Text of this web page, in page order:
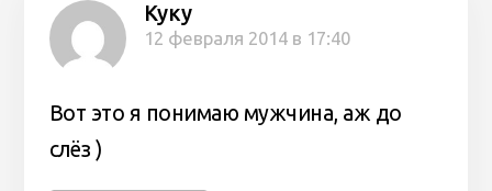
Куку
12 февраля 2014 в 17:40
Вот это я понимаю мужчина, аж до
слёз )